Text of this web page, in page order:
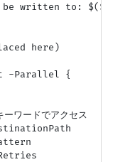
written to:
here)
-Parallel {
ワードでアクセス